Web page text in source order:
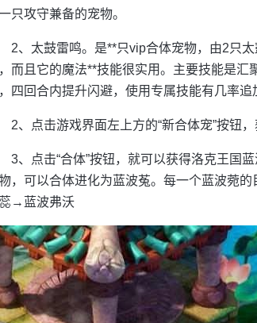
只攻守兼备的宠物。
2、太鼓雷鸣。是**只vip合体宠物，由2只
而且它的魔法**技能很实用。主要技能是
四回合内提升闪避，使用专属技能有几率追
2、点击游戏界面左上方的“新合体宠”按钮
3、点击“合体”按钮，就可以获得洛克王国
，可以合体进化为蓝波菟。每一个蓝波菀
→蓝波弗沃